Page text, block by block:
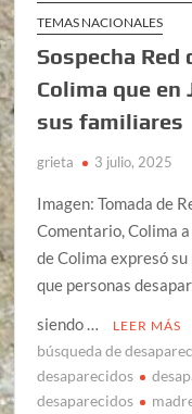
TEMAS NACIONALES
Sospecha Red
Colima que en
sus familiares
grieta 3 julio, 2025
Imagen: Tomada de
Comentario, Colima
de Colima expresó
que personas
siendo …
LEER MÁS
búsqueda de
desaparecidos
desaparecidos